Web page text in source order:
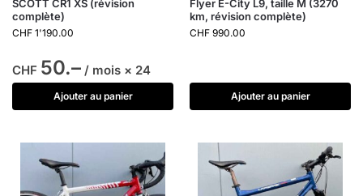
SCOTT CR1 XS (révision
complète)
CHF 1'190.00
CHF 50.– / mois × 24
Ajouter au panier
Flyer E-City L9, taille M (3270
km, révision complète)
CHF 990.00
Ajouter au panier